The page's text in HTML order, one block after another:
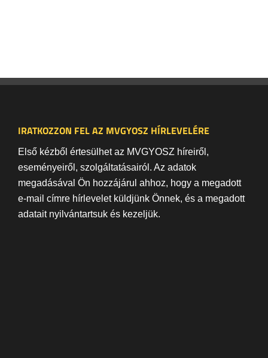
IRATKOZZON FEL AZ MVGYOSZ HÍRLEVELÉRE
Első kézből értesülhet az MVGYOSZ híreiről,
eseményeiről, szolgáltatásairól. Az adatok
megadásával Ön hozzájárul ahhoz, hogy a megadott
e-mail címre hírlevelet küldjünk Önnek, és a megadott
adatait nyilvántartsuk és kezeljük.